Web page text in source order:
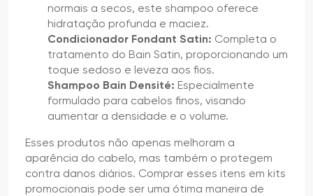
normais a secos, este shampoo oferece
hidratação profunda e maciez.
Condicionador Fondant Satin: Completa o
tratamento do Bain Satin, proporcionando um
toque sedoso e leveza aos fios.
Shampoo Bain Densité: Especialmente
formulado para cabelos finos, visando
aumentar a densidade e o volume.
Esses produtos não apenas melhoram a
aparência do cabelo, mas também o protegem
contra danos diários. Comprar esses itens em kits
promocionais pode ser uma ótima maneira de